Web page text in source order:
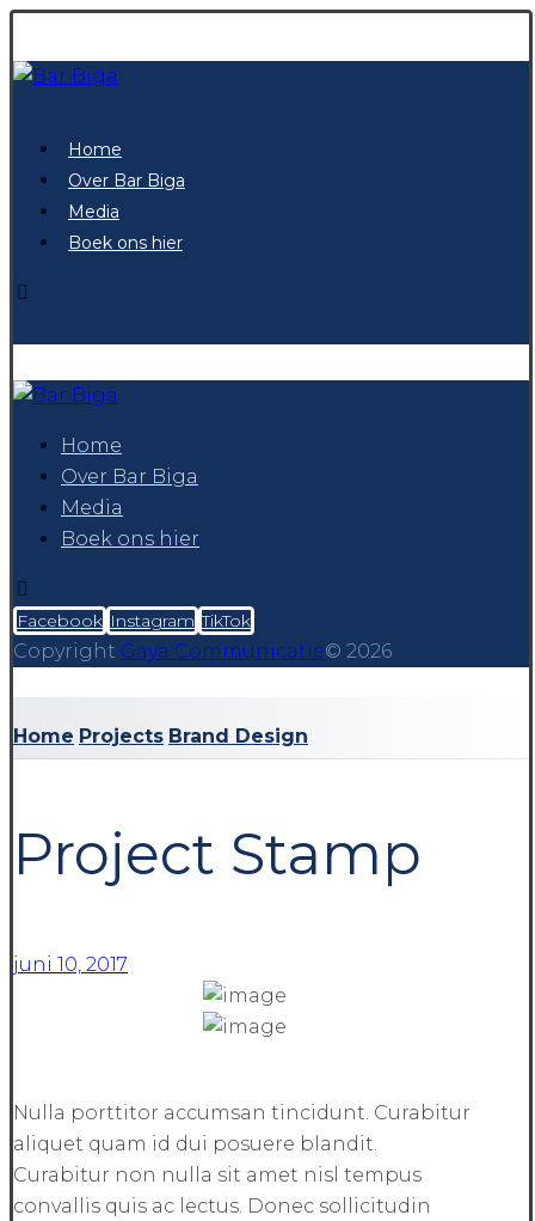
Home
Over Bar Biga
Media
Boek ons hier
Home
Over Bar Biga
Media
Boek ons hier
Facebook Instagram TikTok
Copyright Gaya Communicatie© 2026
Home Projects Brand Design
Project Stamp
juni 10, 2017
Nulla porttitor accumsan tincidunt. Curabitur
aliquet quam id dui posuere blandit.
Curabitur non nulla sit amet nisl tempus
convallis quis ac lectus. Donec sollicitudin